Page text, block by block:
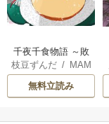
千夜千食物語 ～敗
国の姫ですが氷の
皇子殿下がどうも
溺愛してくれてい
枝豆ずんだ/ MAM
AKOTO/鴉羽凛燈
無料立読み